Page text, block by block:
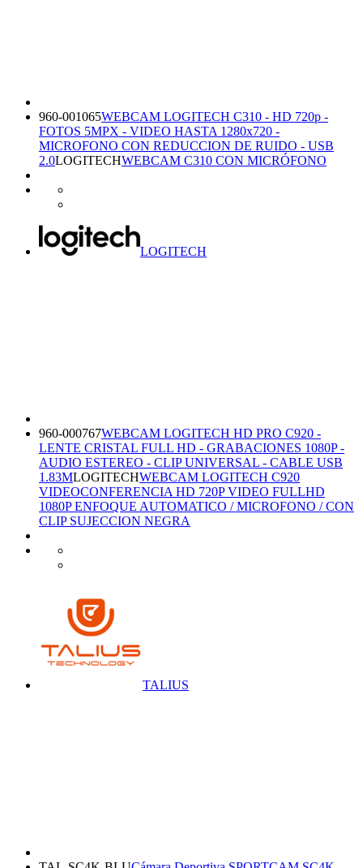
960-001065WEBCAM LOGITECH C310 - HD 720p -
FOTOS 5MPX - VIDEO HASTA 1280x720 -
MICROFONO CON REDUCCION DE RUIDO - USB
2.0LOGITECHWEBCAM C310 CON MICRÓFONO
LOGITECH
960-000767WEBCAM LOGITECH HD PRO C920 -
LENTE CRISTAL FULL HD - GRABACIONES 1080P -
AUDIO ESTEREO - CLIP UNIVERSAL - CABLE USB
1.83MLOGITECHWEBCAM LOGITECH C920
VIDEOCONFERENCIA HD 720P VIDEO FULLHD
1080P ENFOQUE AUTOMATICO / MICROFONO / CON
CLIP SUJECCION NEGRA
TALIUS